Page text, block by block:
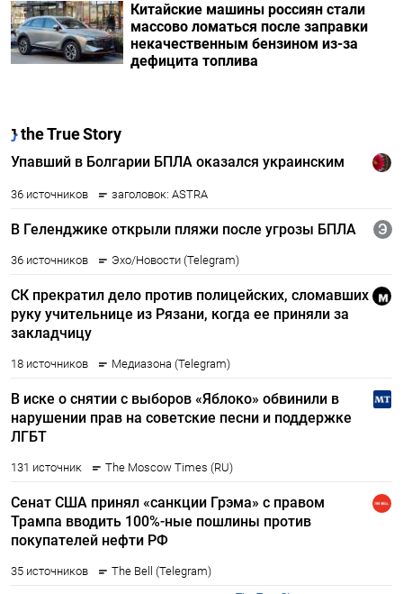
Китайские машины россиян стали
массово ломаться после заправки
некачественным бензином из-за
дефицита топлива